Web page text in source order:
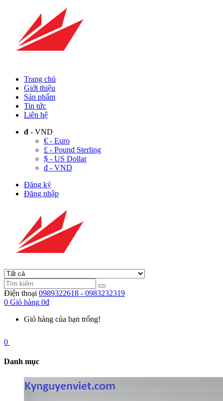
Trang chủ
Giới thiệu
Sản phẩm
Tin tức
Liên hệ
đ - VND
€ - Euro
£ - Pound Sterling
$ - US Dollar
đ - VND
Đăng ký
Đăng nhập
Điện thoại 0989322618 - 0983232319
0 Giỏ hàng 0đ
Giỏ hàng của bạn trống!
0
Danh mục